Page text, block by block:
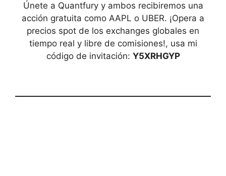
Únete a Quantfury y ambos recibiremos una
acción gratuita como AAPL o UBER. ¡Opera a
precios spot de los exchanges globales en
tiempo real y libre de comisiones!, usa mi
código de invitación: Y5XRHGYP